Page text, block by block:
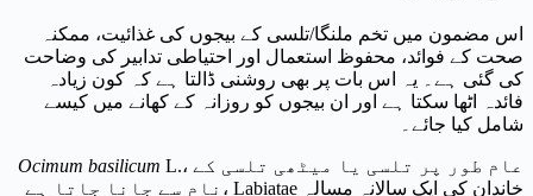
اس مضمون میں تخم ملنگا/تلسی کے بیجوں کی غذائیت، ممکنہ
صحت کے فوائد، محفوظ استعمال اور احتیاطی تدابیر کی وضاحت
کی گئی ہے۔ یہ اس بات پر بھی روشنی ڈالتا ہے کہ کون زیادہ
فائدہ اٹھا سکتا ہے اور ان بیجوں کو روزانہ کے کھانے میں کیسے
شامل کیا جائے۔
Ocimum basilicum L.، عام طور پر تلسی یا میٹھی تلسی کے
نام سے جانا جاتا ہے، Labiatae خاندان کی ایک سالانہ مسالہ